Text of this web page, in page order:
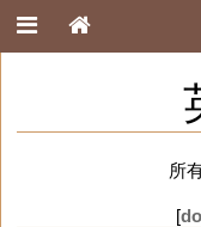
所
[